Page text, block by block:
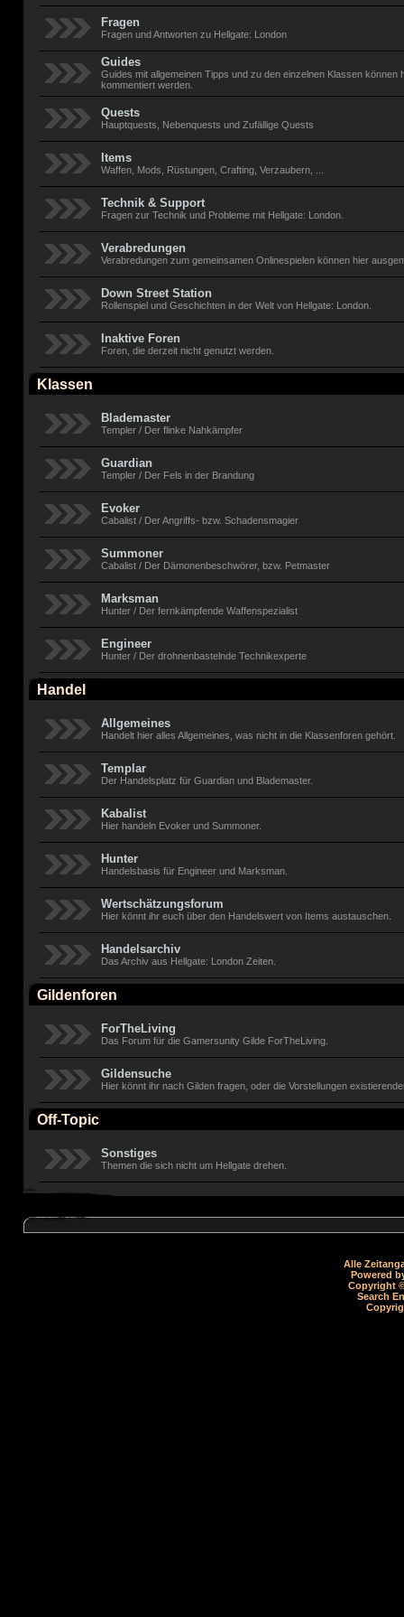
Fragen
Fragen und Antworten zu Hellgate: London
Guides
Guides mit allgemeinen Tipps und zu den einzelnen Klassen können
kommentiert werden.
Quests
Hauptquests, Nebenquests und Zufällige Quests
Items
Waffen, Mods, Rüstungen, Crafting, Verzaubern, ...
Technik & Support
Fragen zur Technik und Probleme mit Hellgate: London.
Verabredungen
Verabredungen zum gemeinsamen Onlinespielen können hier
Down Street Station
Rollenspiel und Geschichten in der Welt von Hellgate: London.
Inaktive Foren
Foren, die derzeit nicht genutzt werden.
Klassen
Blademaster
Templer / Der flinke Nahkämpfer
Guardian
Templer / Der Fels in der Brandung
Evoker
Cabalist / Der Angriffs- bzw. Schadensmagier
Summoner
Cabalist / Der Dämonenbeschwörer, bzw. Petmaster
Marksman
Hunter / Der fernkämpfende Waffenspezialist
Engineer
Hunter / Der drohnenbastelnde Technikexperte
Handel
Allgemeines
Handelt hier alles Allgemeines, was nicht in die Klassenforen gehört.
Templar
Der Handelsplatz für Guardian und Blademaster.
Kabalist
Hier handeln Evoker und Summoner.
Hunter
Handelsbasis für Engineer und Marksman.
Wertschätzungsforum
Hier könnt ihr euch über den Handelswert von Items austauschen.
Handelsarchiv
Das Archiv aus Hellgate: London Zeiten.
Gildenforen
ForTheLiving
Das Forum für die Gamersunity Gilde ForTheLiving.
Gildensuche
Hier könnt ihr nach Gilden fragen, oder die Vorstellungen
Off-Topic
Sonstiges
Themen die sich nicht um Hellgate drehen.
Alle
Powered
Copyright
Search